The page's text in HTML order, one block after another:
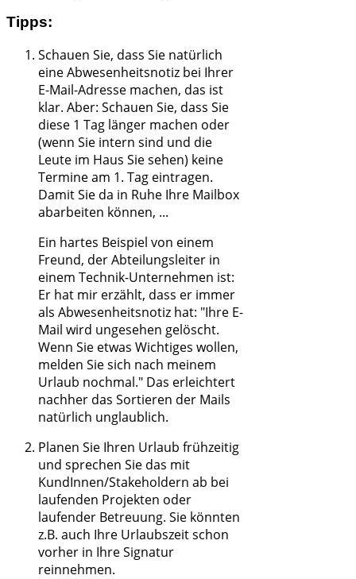
Tipps:
Schauen Sie, dass Sie natürlich
eine Abwesenheitsnotiz bei Ihrer
E-Mail-Adresse machen, das ist
klar. Aber: Schauen Sie, dass Sie
diese 1 Tag länger machen oder
(wenn Sie intern sind und die
Leute im Haus Sie sehen) keine
Termine am 1. Tag eintragen.
Damit Sie da in Ruhe Ihre Mailbox
abarbeiten können, ...
Ein hartes Beispiel von einem
Freund, der Abteilungsleiter in
einem Technik-Unternehmen ist:
Er hat mir erzählt, dass er immer
als Abwesenheitsnotiz hat: "Ihre E-
Mail wird ungesehen gelöscht.
Wenn Sie etwas Wichtiges wollen,
melden Sie sich nach meinem
Urlaub nochmal." Das erleichtert
nachher das Sortieren der Mails
natürlich unglaublich.
Planen Sie Ihren Urlaub frühzeitig
und sprechen Sie das mit
KundInnen/Stakeholdern ab bei
laufenden Projekten oder
laufender Betreuung. Sie könnten
z.B. auch Ihre Urlaubszeit schon
vorher in Ihre Signatur
reinnehmen.